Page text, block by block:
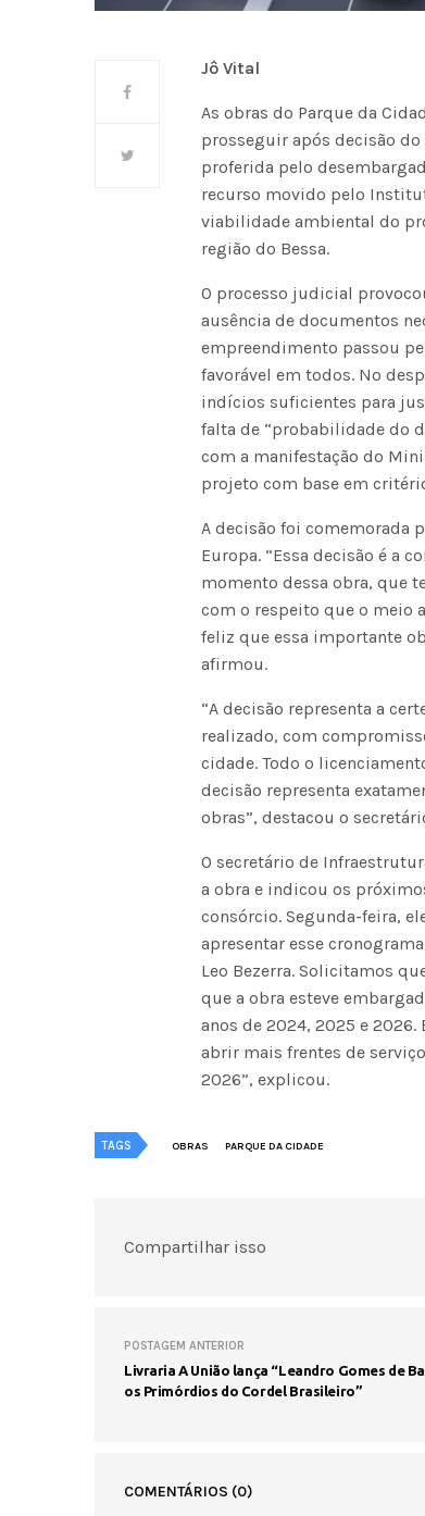
Jô Vital
As obras do Parque da
prosseguir após decisão do
proferida pelo
recurso movido pelo
viabilidade ambiental do
região do Bessa.
O processo judicial
ausência de documentos
empreendimento passou
favorável em todos. No
indícios suficientes para
falta de “probabilidade do
com a manifestação do
projeto com base em
A decisão foi comemorada
Europa. “Essa decisão é a
momento dessa obra, que
com o respeito que o meio
feliz que essa importante
afirmou.
“A decisão representa a
realizado, com
cidade. Todo o
decisão representa
obras”, destacou o
O secretário de
a obra e indicou os
consórcio. Segunda-feira,
apresentar esse
Leo Bezerra. Solicitamos
que a obra esteve
anos de 2024, 2025 e
abrir mais frentes de
2026”, explicou.
TAGS OBRAS PARQUE DA CIDADE
Compartilhar isso
POSTAGEM ANTERIOR
Livraria A União lança “Leandro Gomes de
os Primórdios do Cordel Brasileiro”
COMENTÁRIOS (0)